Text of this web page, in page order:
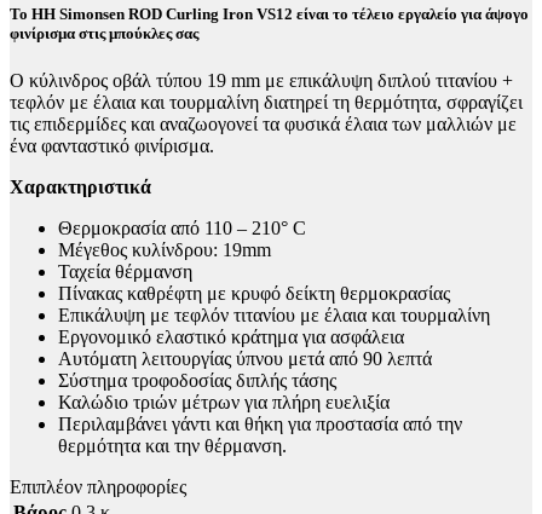
Το HH Simonsen ROD Curling Iron VS12 είναι το τέλειο εργαλείο για άψογο
φινίρισμα στις μπούκλες σας
Ο κύλινδρος οβάλ τύπου 19 mm με επικάλυψη διπλού τιτανίου +
τεφλόν με έλαια και τουρμαλίνη διατηρεί τη θερμότητα, σφραγίζει
τις επιδερμίδες και αναζωογονεί τα φυσικά έλαια των μαλλιών με
ένα φανταστικό φινίρισμα.
Χαρακτηριστικά
Θερμοκρασία από 110 – 210° C
Μέγεθος κυλίνδρου: 19mm
Ταχεία θέρμανση
Πίνακας καθρέφτη με κρυφό δείκτη θερμοκρασίας
Επικάλυψη με τεφλόν τιτανίου με έλαια και τουρμαλίνη
Εργονομικό ελαστικό κράτημα για ασφάλεια
Αυτόματη λειτουργίας ύπνου μετά από 90 λεπτά
Σύστημα τροφοδοσίας διπλής τάσης
Καλώδιο τριών μέτρων για πλήρη ευελιξία
Περιλαμβάνει γάντι και θήκη για προστασία από την
θερμότητα και την θέρμανση.
Επιπλέον πληροφορίες